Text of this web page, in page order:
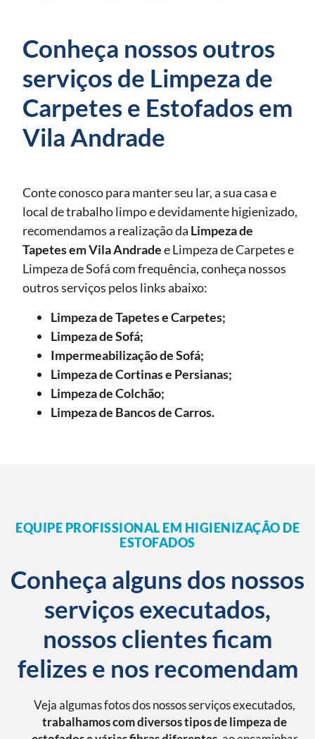
Conheça nossos outros
serviços de Limpeza de
Carpetes e Estofados em
Vila Andrade
Conte conosco para manter seu lar, a sua casa e
local de trabalho limpo e devidamente higienizado,
recomendamos a realização da Limpeza de
Tapetesem Vila Andradee Limpeza de Carpetes e
Limpeza de Sofá com frequência, conheça nossos
outros serviços pelos links abaixo:
Limpeza de Tapetes e Carpetes;
Limpeza de Sofá;
Impermeabilização de Sofá;
Limpeza de Cortinas e Persianas;
Limpeza de Colchão;
Limpeza de Bancos de Carros.
EQUIPE PROFISSIONAL EM HIGIENIZAÇÃO DE
ESTOFADOS
Conheça alguns dos nossos
serviços executados,
nossos clientes ficam
felizes e nos recomendam
Veja algumas fotos dos nossos serviços executados,
trabalhamos com diversos tipos de limpeza de